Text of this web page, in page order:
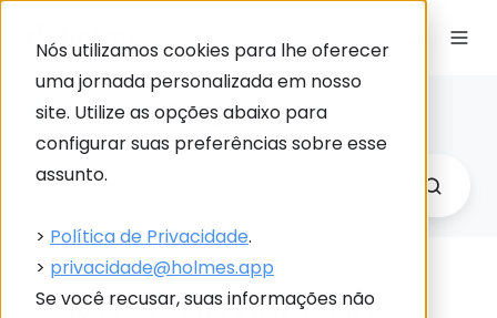
Nós utilizamos cookies para lhe oferecer
uma jornada personalizada em nosso
site. Utilize as opções abaixo para
configurar suas preferências sobre esse
assunto.
> Política de Privacidade.
> privacidade@holmes.app
Se você recusar, suas informações não
Link
para
Holme
Holmes Blog